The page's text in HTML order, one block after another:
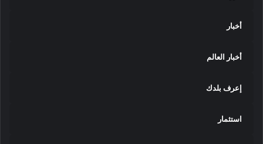
أخبار
أخبار العالم
إعرف بلدك
استثمار